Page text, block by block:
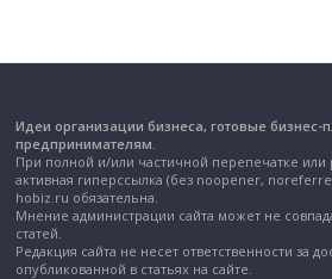
Идеи организации бизнеса, готовые бизнес-
предпринимателям.
При полной и/или частичной перепечатке или
активная гиперссылка (без noopener,
hobiz.ru обязательна.
Мнение администрации сайта может не
статей.
Редакция сайта не несет ответственности за
опубликованной в статьях на сайте.